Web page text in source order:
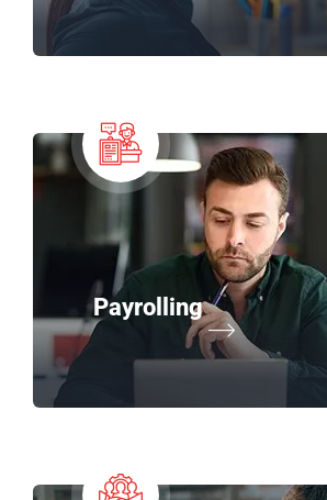
Payrolling